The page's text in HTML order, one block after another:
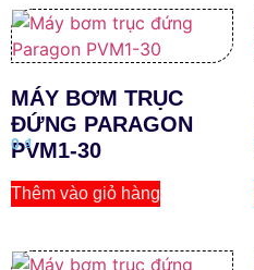
MÁY BƠM TRỤC
ĐỨNG PARAGON
PVM1-30
0₫
Thêm vào giỏ hàng